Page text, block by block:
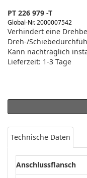
PT 226 979 -T
Global-Nr. 2000007542
Verhindert eine
Dreh-/
Kann nachträglich
Lieferzeit: 1-3 Tage
Technische Daten
Anschlussflansch